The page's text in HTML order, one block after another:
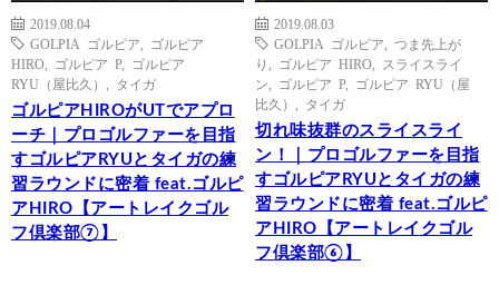
2019.08.04
GOLPIA ゴルピア
ゴルピア
HIRO
ゴルピア P
ゴルピア
RYU（屋比久）
タイガ
ゴルピアHIROがUTでアプロ
ーチ｜プロゴルファーを目指
すゴルピアRYUとタイガの練
習ラウンドに密着 feat.ゴルピ
アHIRO【アートレイクゴル
フ倶楽部⑦】
2019.08.03
GOLPIA ゴルピア
つま先上が
り
ゴルピア HIRO
スライスライ
ン
ゴルピア P
ゴルピア RYU（屋
比久）
タイガ
切れ味抜群のスライスライ
ン！｜プロゴルファーを目指
すゴルピアRYUとタイガの練
習ラウンドに密着 feat.ゴルピ
アHIRO【アートレイクゴル
フ倶楽部⑥】